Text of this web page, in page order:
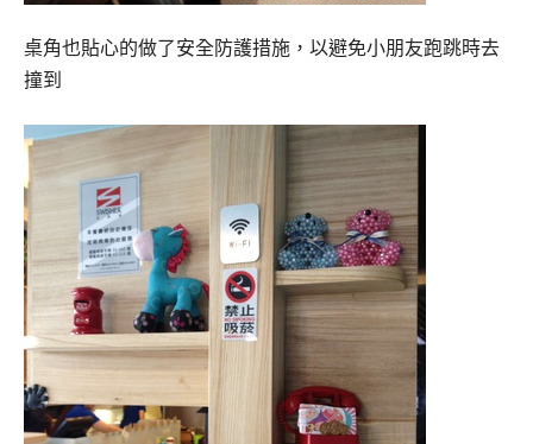
桌角也貼心的做了安全防護措施，以避免小朋友跑跳時去
撞到